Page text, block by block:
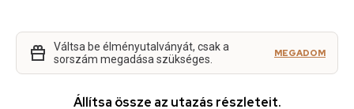
Váltsa be élményutalványát, csak a
sorszám megadása szükséges.
MEGADOM
Állítsa össze az utazás részleteit.